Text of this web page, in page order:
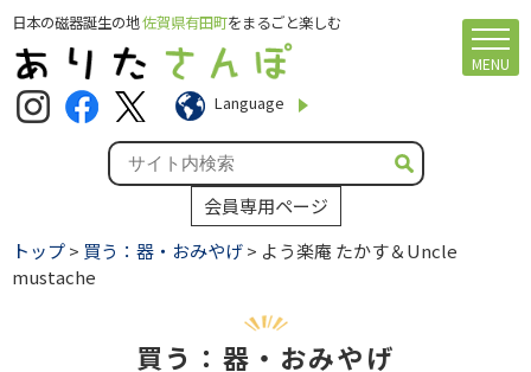
日本の磁器誕生の地佐賀県有田町をまるごと楽しむ
Language
会員専用ページ
トップ> 買う：器・おみやげ> よう楽庵 たかす＆Uncle
mustache
買う：器・おみやげ
MENU